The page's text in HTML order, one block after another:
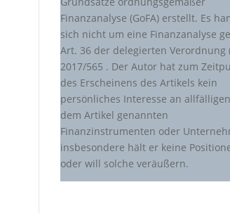
Finanzanalyse (GoFA) erstellt. Es
sich nicht um eine Finanzanalyse
Art. 36 der delegierten Verordnung
2017/565 . Der Autor hat zum
des Erscheinens des Artikels kein
persönliches Interesse an
dem Artikel genannten
Finanzinstrumenten oder
insbesondere hält er keine
oder will solche veräußern.